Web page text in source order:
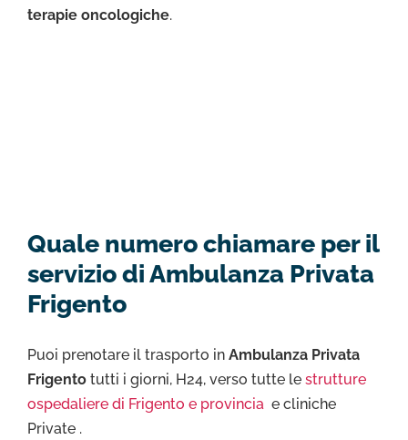
terapie oncologiche.
Quale numero chiamare per il
servizio di Ambulanza Privata
Frigento
Puoi prenotare il trasporto in Ambulanza Privata
Frigento tutti i giorni, H24, verso tutte le strutture
ospedaliere di Frigento e provincia e cliniche
Private .